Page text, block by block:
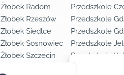
Żłobek Radom
Żłobek Rzeszów
Żłobek Siedlce
Żłobek Sosnowiec
Żłobek Szczecin
Przedszkole
Przedszkole
Przedszkole
Przedszkole
Przedszkole